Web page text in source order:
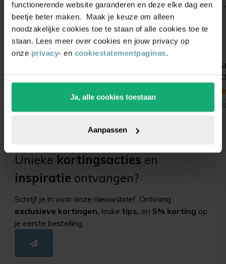
functionerende website garanderen en deze elke dag een
beetje beter maken. Maak je keuze om alleen
noodzakelijke cookies toe te staan of alle cookies toe te
staan. Lees meer over cookies en jouw privacy op
onze privacy- en cookiestatementpaginas.
Ja, alle cookies toestaan
Aanpassen
Unieke kortingsacties en
inspiratie ontvangen?
Schrijf je in voor onze nieuwsbrief. Ontvang
exclusieve kortingen, leuketips, en 5% korting op
je eerste bestelling.